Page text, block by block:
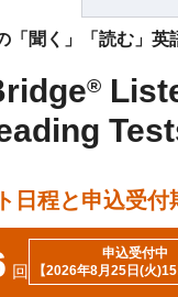
「聞く」「読む」英
®
日程と申込受付
回
申込受付中
【2026年8月25日(火)